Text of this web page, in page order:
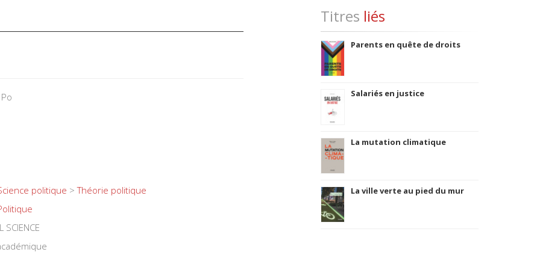
politique >Théorie politique
SCIENCE
Titres liés
Parents en quête de droits
Salariés en justice
La mutation climatique
La ville verte au pied du mur